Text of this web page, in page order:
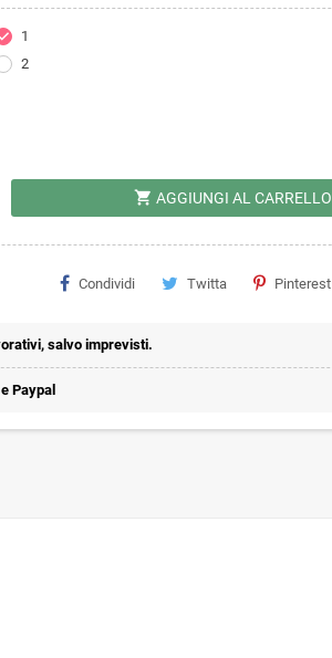
1
2
shopping_cart AGGIUNGI AL CARRELLO
Condividi Twitta Pinterest
salvo imprevisti.
Paypal